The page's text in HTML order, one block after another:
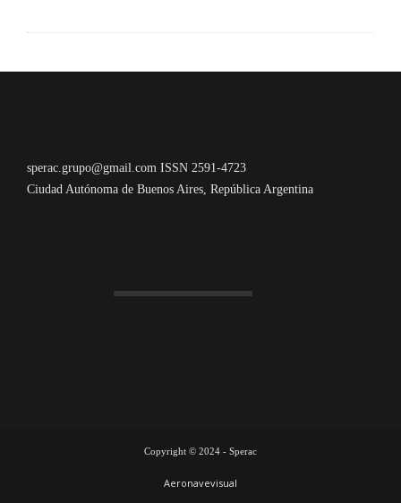
sperac.grupo@gmail.com ISSN 2591-4723
Ciudad Autónoma de Buenos Aires, República Argentina
Copyright © 2024 - Sperac
Aeronavevisual